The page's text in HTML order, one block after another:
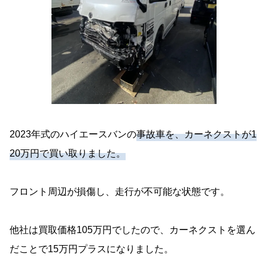
2023年式のハイエースバンの事故車を、カーネクストが1
20万円で買い取りました。
フロント周辺が損傷し、走行が不可能な状態です。
他社は買取価格105万円でしたので、カーネクストを選ん
だことで15万円プラスになりました。